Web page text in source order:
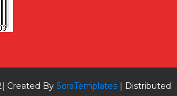
Created By SoraTemplates| Distributed